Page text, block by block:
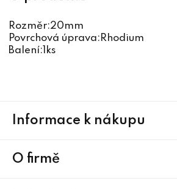
Rozměr:20mm
Povrchová úprava:Rhodium
Balení:1ks
Informace k nákupu
O firmě